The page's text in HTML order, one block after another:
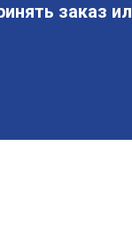
заказ